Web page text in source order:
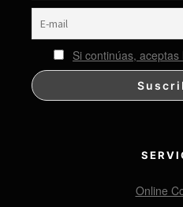
Si continúas,
Online